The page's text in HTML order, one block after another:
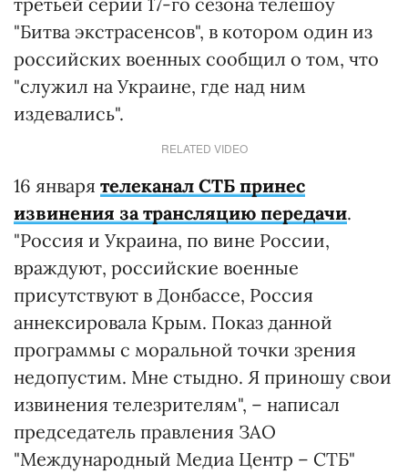
"Битва экстрасенсов", в котором один из
российских военных сообщил о том, что
"служил на Украине, где над ним
издевались".
RELATED VIDEO
16 января телеканал СТБ принес
извинения за трансляцию передачи.
"Россия и Украина, по вине России,
враждуют, российские военные
присутствуют в Донбассе, Россия
аннексировала Крым. Показ данной
программы с моральной точки зрения
недопустим. Мне стыдно. Я приношу свои
извинения телезрителям", – написал
председатель правления ЗАО
"Международный Медиа Центр – СТБ"